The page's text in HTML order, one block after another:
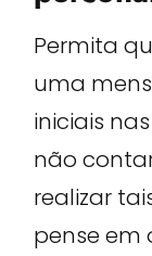
Permita
uma
iniciais
não
realizar
pense em